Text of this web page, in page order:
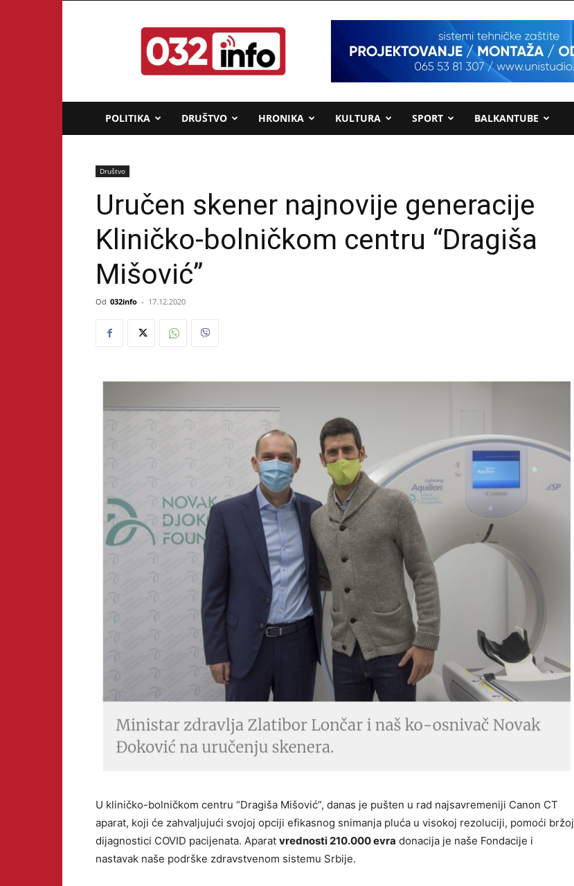
032info.rs
POLITIKA DRUŠTVO HRONIKA KULTURA SPORT BALKANTUBE
Društvo
Uručen skener najnovije generacije
Kliničko-bolničkom centru “Dragiša
Mišović”
Od 032info - 17.12.2020
U kliničko-bolničkom centru “Dragiša Mišović”, danas je pušten u rad najsavremeniji Canon CT
aparat, koji će zahvaljujući svojoj opciji efikasnog snimanja pluća u visokoj rezoluciji, pomoći bržoj
dijagnostici COVID pacijenata. Aparat vrednosti 210.000 evra donacija je naše Fondacije i
nastavak naše podrške zdravstvenom sistemu Srbije.